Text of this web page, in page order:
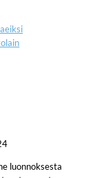
luonnoksesta